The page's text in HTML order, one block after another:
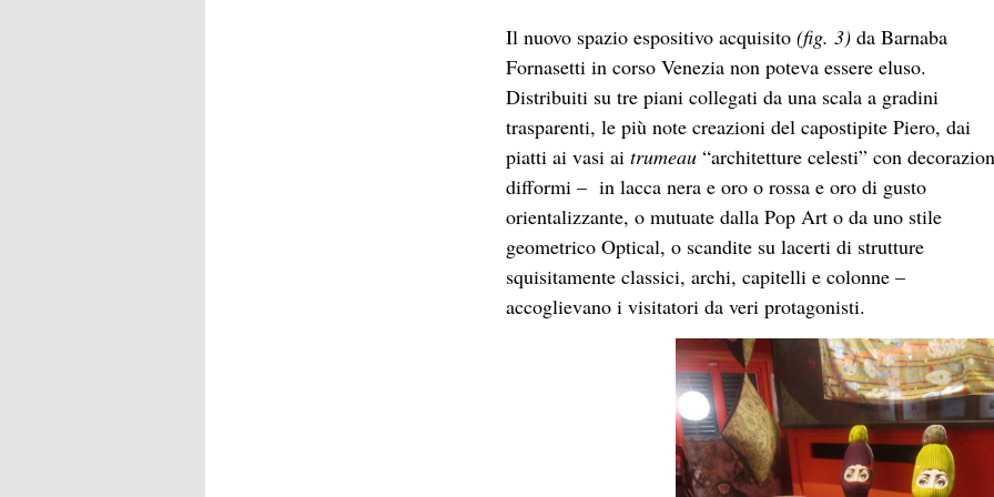
Il nuovo spazio espositivo acquisito(fig. 3) da Barnaba
Fornasetti in corso Venezia non poteva essere eluso.
Distribuiti su tre piani collegati da una scala a gradini
trasparenti, le più note creazioni del capostipite Piero, dai
piatti ai vasi aitrumeau “architetture celesti” con
difformi – in lacca nera e oro o rossa e oro di gusto
orientalizzante, o mutuate dalla Pop Art o da uno stile
geometrico Optical, o scandite su lacerti di strutture
squisitamente classici, archi, capitelli e colonne –
accoglievano i visitatori da veri protagonisti.